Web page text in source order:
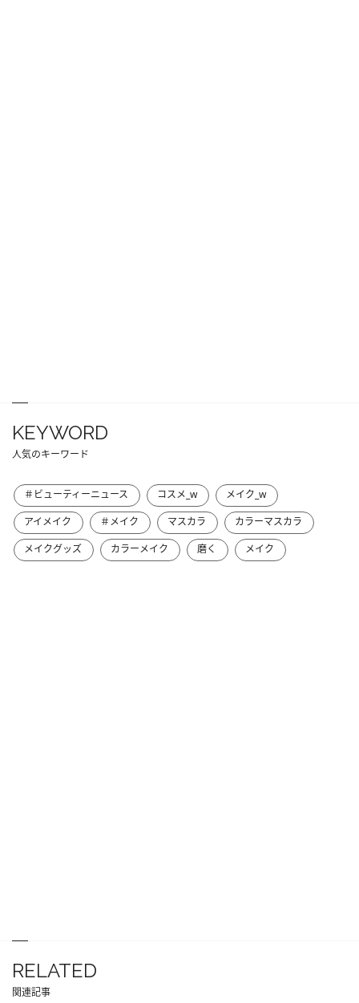
KEYWORD
人気のキーワード
＃ビューティーニュース コスメ_w
メイク_w
アイメイク
＃メイク マスカラ
カラーマスカラ
メイクグッズ
カラーメイク 磨く メイク
RELATED
関連記事